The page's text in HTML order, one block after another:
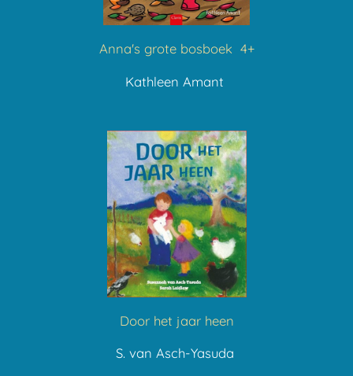
Anna's grote bosboek 4+
Kathleen Amant
Door het jaar heen
S. van Asch-Yasuda